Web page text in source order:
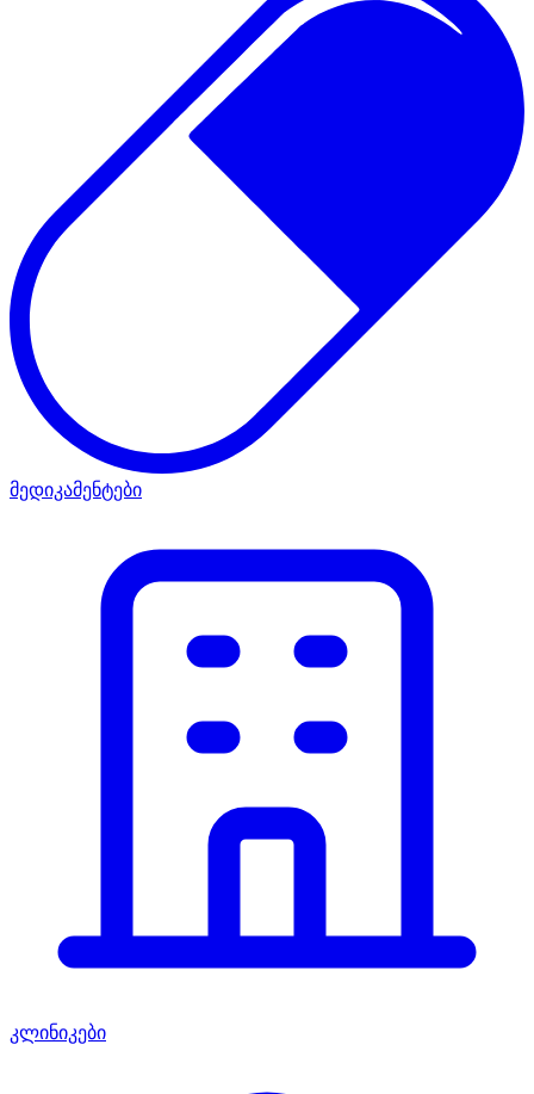
მედიკამენტები
კლინიკები